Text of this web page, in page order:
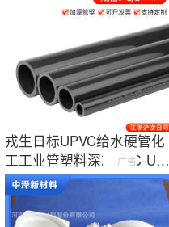
戎生日标UPVC给水硬管化
工工业管塑料深灰PVC-U排
水管耐腐蚀耐压
广告